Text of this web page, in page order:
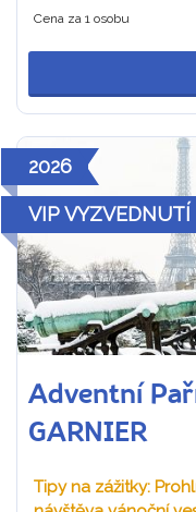
Cena za 1 osobu
2026
VIP VYZVEDNUTÍ
Adventní
GARNIER
Tipy na zážitky: